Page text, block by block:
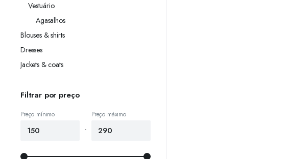
Vestuário
Agasalhos
Blouses & shirts
Dresses
Jackets & coats
Filtrar por preço
Preço mínimo
-
Preço máximo